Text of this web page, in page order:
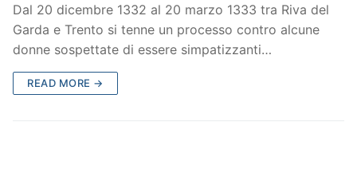
Dal 20 dicembre 1332 al 20 marzo 1333 tra Riva del
Garda e Trento si tenne un processo contro alcune
donne sospettate di essere simpatizzanti…
READ MORE →